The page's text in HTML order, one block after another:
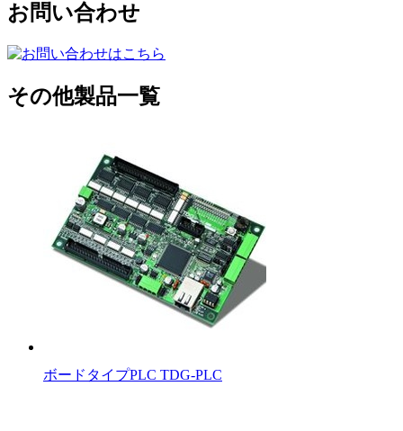
お問い合わせ
その他製品一覧
ボードタイプPLC TDG-PLC